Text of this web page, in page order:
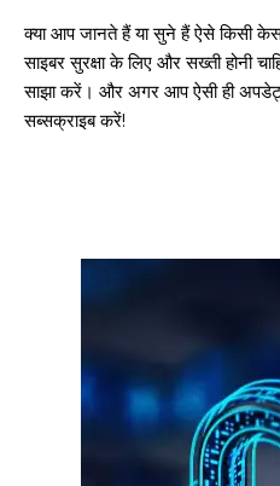
क्या आप जानते हैं या सुने हैं ऐसे किसी
साइबर सुरक्षा के लिए और सख्ती होनी
साझा करें। और अगर आप ऐसी ही
सब्सक्राइब करें!